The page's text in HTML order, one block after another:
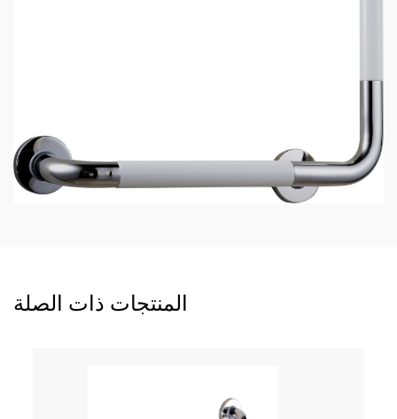
المنتجات ذات الصلة